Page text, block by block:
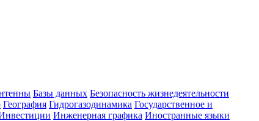
Базы данных Безопасность жизнедеятельности
География Гидрогазодинамика Государственное и
Инженерная графика Иностранные языки